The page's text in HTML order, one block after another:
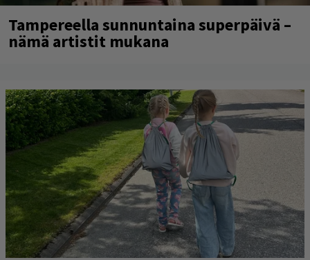
Tampereella sunnuntaina superpäivä –
nämä artistit mukana